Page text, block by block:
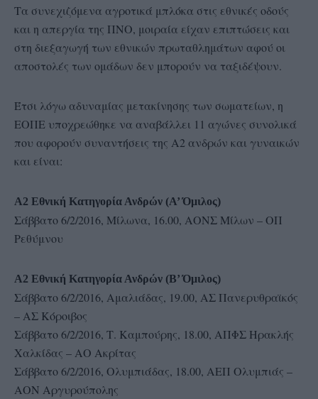
Τα συνεχιζόμενα αγροτικά μπλόκα στις εθνικές οδούς
και η απεργία της ΠΝΟ, μοιραία είχαν επιπτώσεις και
στη διεξαγωγή των εθνικών πρωταθλημάτων αφού οι
αποστολές των ομάδων δεν μπορούν να ταξιδέψουν.
Έτσι λόγω αδυναμίας μετακίνησης των σωματείων, η
ΕΟΠΕ υποχρεώθηκε να αναβάλλει 11 αγώνες συνολικά
που αφορούν συναντήσεις της Α2 ανδρών και γυναικών
και είναι:
Α2 Εθνική Κατηγορία Ανδρών (Α’ Όμιλος)
Σάββατο 6/2/2016, Μίλωνα, 16.00, ΑΟΝΣ Μίλων – ΟΠ
Ρεθύμνου
Α2 Εθνική Κατηγορία Ανδρών (Β’ Όμιλος)
Σάββατο 6/2/2016, Αμαλιάδας, 19.00, ΑΣ Πανερυθραϊκός
– ΑΣ Κόροιβος
Σάββατο 6/2/2016, Τ. Καμπούρης, 18.00, ΑΠΦΣ Ηρακλής
Χαλκίδας – ΑΟ Ακρίτας
Σάββατο 6/2/2016, Ολυμπιάδας, 18.00, ΑΕΠ Ολυμπιάς –
ΑΟΝ Αργυρούπολης